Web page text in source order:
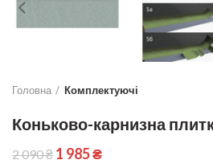
Головна Комплектуючі
Коньково-карнизна
2 090₴ 1 985₴